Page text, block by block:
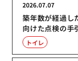
築年数が経過し
向けた点検の手
2026.07.07
トイレ